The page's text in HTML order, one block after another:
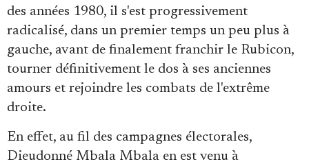
des années 1980, il s'est progressivement
radicalisé, dans un premier temps un peu plus à
gauche, avant de finalement franchir le Rubicon,
tourner définitivement le dos à ses anciennes
amours et rejoindre les combats de l'extrême
droite.
En effet, au fil des campagnes électorales,
Dieudonné Mbala Mbala en est venu à